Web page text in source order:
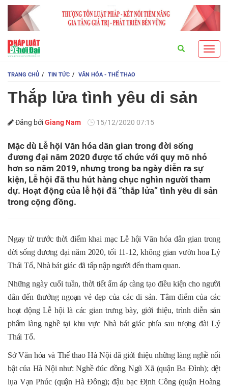
TRANG CHỦ TIN TỨC VĂN HÓA - THỂ THAO
Thắp lửa tình yêu di sản
Đăng bởiGiang Nam 15/12/2020 07:15
Mặc dù Lễ hội Văn hóa dân gian trong đời sống
đương đại năm 2020 được tổ chức với quy mô nhỏ
hơn so năm 2019, nhưng trong ba ngày diễn ra sự
kiện, Lễ hội đã thu hút hàng chục nghìn người tham
dự. Hoạt động của lễ hội đã “thắp lửa” tình yêu di sản
trong cộng đồng.
Ngay từ trước thời điểm khai mạc Lễ hội Văn hóa dân gian trong
đời sống đương đại năm 2020, tối 11-12, không gian vườn hoa Lý
Thái Tổ, Nhà bát giác đã tấp nập người đến tham quan.
Những ngày cuối tuần, thời tiết ấm áp càng tạo điều kiện cho người
dân đến thưởng ngoạn vẻ đẹp của các di sản. Tâm điểm của các
hoạt động Lễ hội là các gian trưng bày, giới thiệu, trình diễn sản
phẩm làng nghề tại khu vực Nhà bát giác phía sau tượng đài Lý
Thái Tổ.
Sở Văn hóa và Thể thao Hà Nội đã giới thiệu những làng nghề nổi
bật của Hà Nội như: Nghề đúc đồng Ngũ Xã (quận Ba Đình); dệt
lụa Vạn Phúc (quận Hà Đông); đậu bạc Định Công (quận Hoàng